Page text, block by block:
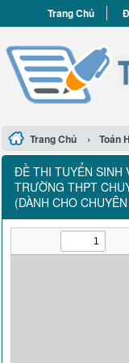
Trang Chủ
Trang Chủ › Toán
ĐỀ THI TUYỂN SINH
TRƯỜNG THPT
(DÀNH CHO